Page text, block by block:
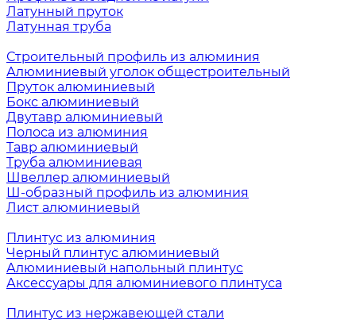
Латунный пруток
Латунная труба
Строительный профиль из алюминия
Алюминиевый уголок общестроительный
Пруток алюминиевый
Бокс алюминиевый
Двутавр алюминиевый
Полоса из алюминия
Тавр алюминиевый
Труба алюминиевая
Швеллер алюминиевый
Ш-образный профиль из алюминия
Лист алюминиевый
Плинтус из алюминия
Черный плинтус алюминиевый
Алюминиевый напольный плинтус
Аксессуары для алюминиевого плинтуса
Плинтус из нержавеющей стали